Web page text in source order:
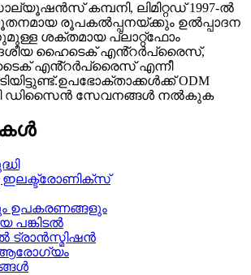
കമ്പനി, ലിമിറ്റഡ് 1997-ൽ
രൂപകൽപ്പനയ്ക്കും ഉൽപ്പാദന
ശക്തമായ പ്ലാറ്റ്ഫോം
ഹൈടെക് എൻ്റർപ്രൈസ്,
എൻ്റർപ്രൈസ് എന്നീ
ODM
ഡിസൈൻ സേവനങ്ങൾ നൽകുക
ഉപകരണങ്ങളും
പങ്കിടൽ
ട്രാൻസ്മിഷൻ
ആരോഗ്യം